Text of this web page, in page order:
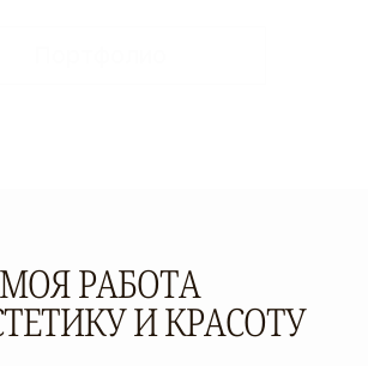
МОЯ РАБОТА
И КРАСОТУ